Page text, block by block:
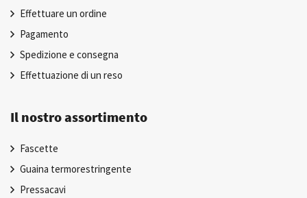
Effettuare un ordine
Pagamento
Spedizione e consegna
Effettuazione di un reso
Il nostro assortimento
Fascette
Guaina termorestringente
Pressacavi